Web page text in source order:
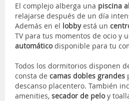
El complejo alberga una piscina
relajarse después de un día
Además en el lobbyestá un
TV para tus momentos de ocio y
automáticodisponible para tu
Todos los dormitorios disponen
consta de camas dobles grandes
descanso placentero. También
amenities, secador de peloy